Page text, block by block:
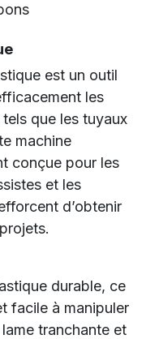
est un outil
les
que les tuyaux
machine
conçue pour les
et les
d’obtenir
durable, ce
facile à manipuler
lame tranchante et